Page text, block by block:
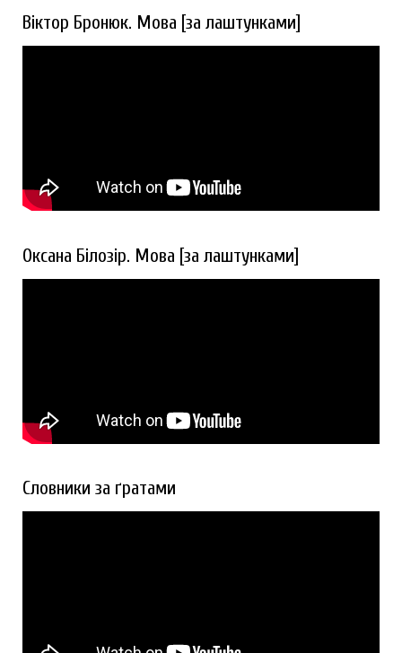
Віктор Бронюк. Мова [за лаштунками]
Оксана Білозір. Мова [за лаштунками]
Словники за ґратами